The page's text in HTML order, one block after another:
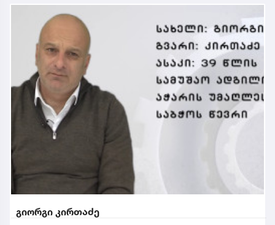
გიორგი კირთაძე